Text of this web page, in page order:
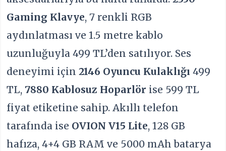
Gaming Klavye, 7 renkli RGB
aydınlatması ve 1.5 metre kablo
uzunluğuyla 499 TL’den satılıyor. Ses
deneyimi için2146 Oyuncu Kulaklığı 499
TL,7880 Kablosuz Hoparlör ise 599 TL
fiyat etiketine sahip. Akıllı telefon
tarafında ise OVION V15 Lite, 128 GB
hafıza, 4+4 GB RAM ve 5000 mAh batarya